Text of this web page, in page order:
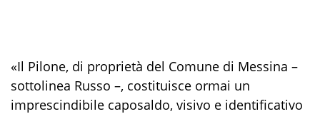
«Il Pilone, di proprietà del Comune di Messina –
sottolinea Russo –, costituisce ormai un
imprescindibile caposaldo, visivo e identificativo